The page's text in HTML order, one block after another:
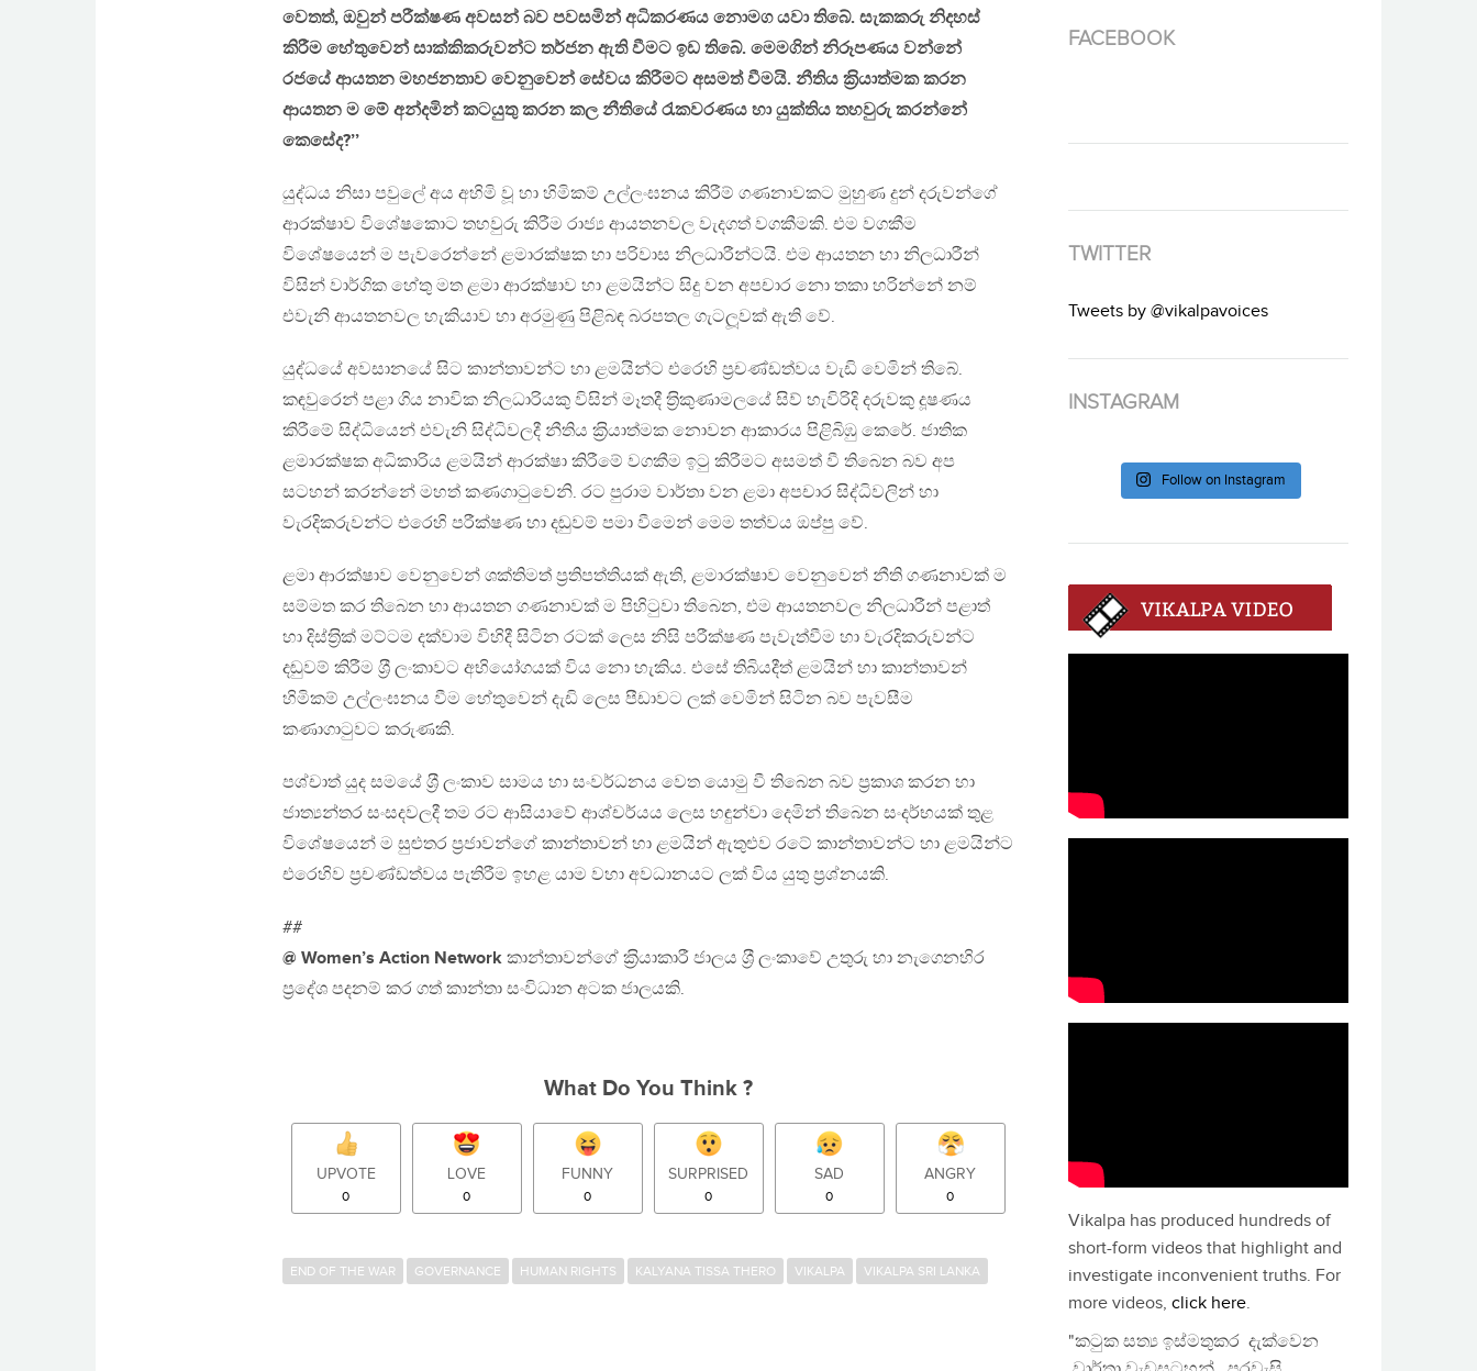
වෙතත්, ඔවුන් පරීක්ෂණ අවසන් බව පවසමින් අධිකරණය නොමග යවා තිබේ. සැකකරු නිදහස්
කිරීම හේතුවෙන් සාක්කිකරුවන්ට තර්ජන ඇති වීමට ඉඩ තිබේ. මෙමගින් නිරූපණය වන්නේ
රජයේ ආයතන මහජනතාව වෙනුවෙන් සේවය කිරීමට අසමත් වීමයි. නීතිය ක‍්‍රියාත්මක කරන
ආයතන ම මේ අන්දමින් කටයුතු කරන කල නීතියේ රැකවරණය හා යුක්තිය තහවුරු කරන්නේ
කෙසේද?’’
යුද්ධය නිසා පවුලේ අය අහිමි වූ හා හිමිකම් උල්ලංඝනය කිරීම් ගණනාවකට මුහුණ දුන් දරුවන්ගේ
ආරක්ෂාව විශේෂකොට තහවුරු කිරීම රාජ්‍ය ආයතනවල වැදගත් වගකීමකි. එම වගකීම
විශේෂයෙන් ම පැවරෙන්නේ ළමාරක්ෂක හා පරිවාස නිලධාරීන්ටයි. එම ආයතන හා නිලධාරීන්
විසින් වාර්ගික හේතු මත ළමා ආරක්ෂාව හා ළමයින්ට සිදු වන අපචාර නො තකා හරින්නේ නම්
එවැනි ආයතනවල හැකියාව හා අරමුණු පිළිබඳ බරපතල ගැටලූවක් ඇති වේ.
යුද්ධයේ අවසානයේ සිට කාන්තාවන්ට හා ළමයින්ට එරෙහි ප‍්‍රචණ්ඩත්වය වැඩි වෙමින් තිබේ.
කඳවුරෙන් පළා ගිය නාවික නිලධාරියකු විසින් මෑතදී ත‍්‍රිකුණාමලයේ සිව් හැවිරිදි දරුවකු දූෂණය
කිරීමේ සිද්ධියෙන් එවැනි සිද්ධිවලදී නීතිය ක‍්‍රියාත්මක නොවන ආකාරය පිළිබිඹු කෙරේ. ජාතික
ළමාරක්ෂක අධිකාරිය ළමයින් ආරක්ෂා කිරීමේ වගකීම ඉටු කිරීමට අසමත් වී තිබෙන බව අප
සටහන් කරන්නේ මහත් කණගාටුවෙනි. රට පුරාම වාර්තා වන ළමා අපචාර සිද්ධිවලින් හා
වැරදිකරුවන්ට එරෙහි පරීක්ෂණ හා දඬුවම් පමා වීමෙන් මෙම තත්වය ඔප්පු වේ.
ළමා ආරක්ෂාව වෙනුවෙන් ශක්තිමත් ප‍්‍රතිපත්තියක් ඇති, ළමාරක්ෂාව වෙනුවෙන් නීති ගණනාවක් ම
සම්මත කර තිබෙන හා ආයතන ගණනාවක් ම පිහිටුවා තිබෙන, එම ආයතනවල නිලධාරීන් පළාත්
හා දිස්ත‍්‍රික් මට්ටම දක්වාම විහිදී සිටින රටක් ලෙස නිසි පරීක්ෂණ පැවැත්වීම හා වැරදිකරුවන්ට
දඬුවම් කිරීම ශ‍්‍රී ලංකාවට අභියෝගයක් විය නො හැකිය. එසේ තිබියදීත් ළමයින් හා කාන්තාවන්
හිමිකම් උල්ලංඝනය වීම හේතුවෙන් දැඩි ලෙස පීඩාවට ලක් වෙමින් සිටින බව පැවසීම
කණාගාටුවට කරුණකි.
පශ්චාත් යුද සමයේ ශ‍්‍රී ලංකාව සාමය හා සංවර්ධනය වෙත යොමු වී තිබෙන බව ප‍්‍රකාශ කරන හා
ජාත්‍යන්තර සංසදවලදී තම රට ආසියාවේ ආශ්චර්යය ලෙස හඳුන්වා දෙමින් තිබෙන සංදර්භයක් තුළ
විශේෂයෙන් ම සුළුතර ප‍්‍රජාවන්ගේ කාන්තාවන් හා ළමයින් ඇතුළුව රටේ කාන්තාවන්ට හා ළමයින්ට
එරෙහිව ප‍්‍රචණ්ඩත්වය පැතිරීම ඉහළ යාම වහා අවධානයට ලක් විය යුතු ප‍්‍රශ්නයකි.
##
@ Women’s Action Network කාන්තාවන්ගේ ක‍්‍රියාකාරී ජාලය ශ‍්‍රී ලංකාවේ උතුරු හා නැගෙනහිර
ප‍්‍රදේශ පදනම් කර ගත් කාන්තා සංවිධාන අටක ජාලයකි.
What Do You Think ?
UPVOTE
0
LOVE
0
FUNNY
0
SURPRISED
0
SAD
0
ANGRY
0
END OF THE WAR GOVERNANCE HUMAN RIGHTS KALYANA TISSA THERO VIKALPA VIKALPA SRI LANKA
FACEBOOK
TWITTER
Tweets by @vikalpavoices
INSTAGRAM
Follow on Instagram
Vikalpa has produced hundreds of
short-form videos that highlight and
investigate inconvenient truths. For
more videos, click here.
"කටුක සත්‍ය ඉස්මතුකර දැක්වෙන